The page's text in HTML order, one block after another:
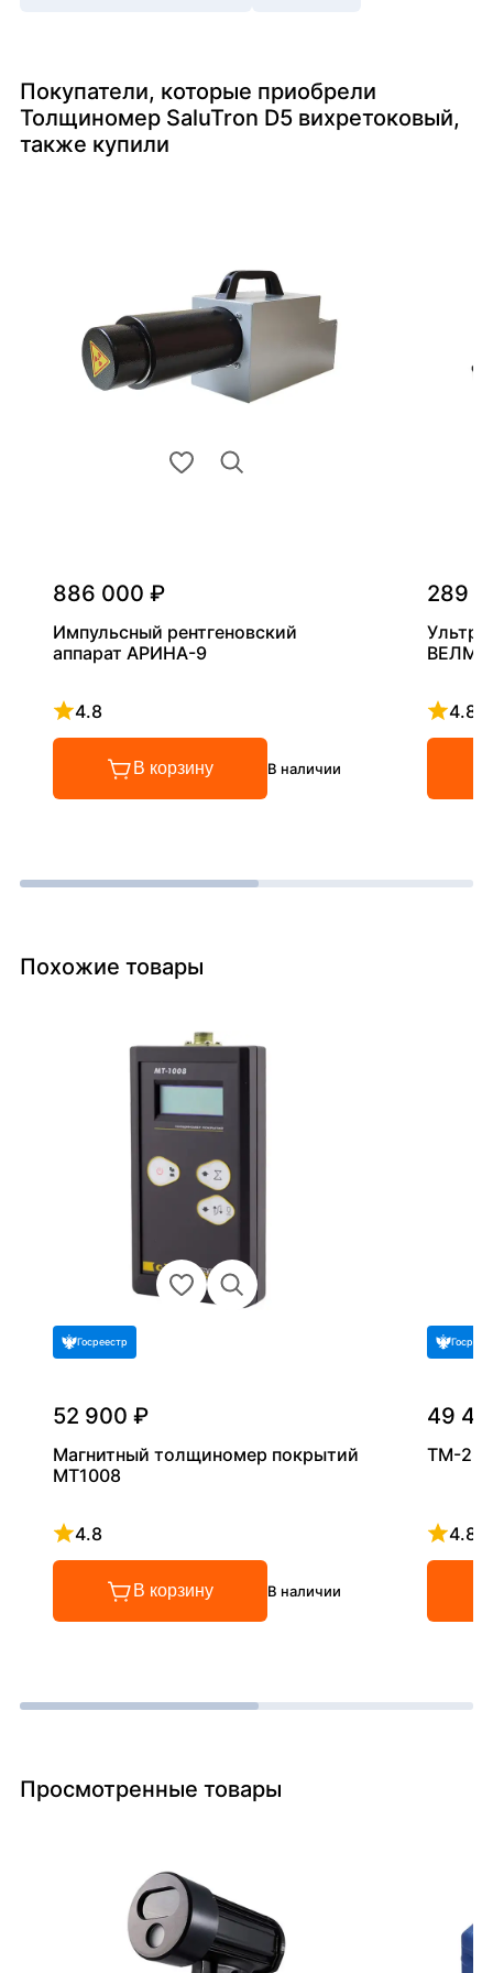
Покупатели, которые приобрели
Толщиномер SaluTron D5 вихретоковый,
также купили
886 000 ₽
Импульсный рентгеновский
аппарат АРИНА-9
4.8
Рейтинг 4.8 из 5
В корзину В наличии
289
4.8
Похожие товары
Госреестр
52 900 ₽
Магнитный толщиномер покрытий
МТ1008
4.8
Рейтинг 4.8 из 5
В корзину В наличии
49
ТМ-2
4.8
Просмотренные товары